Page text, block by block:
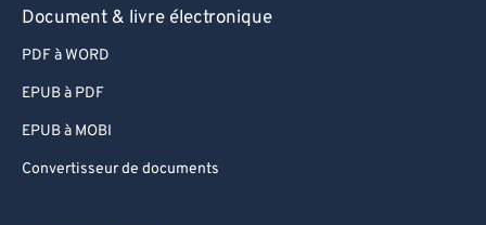
Document & livre électronique
PDF à WORD
EPUB à PDF
EPUB à MOBI
Convertisseur de documents